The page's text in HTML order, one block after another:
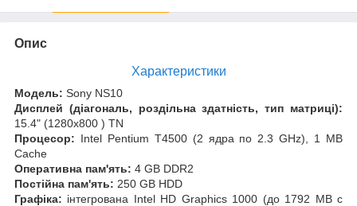
Опис
Характеристики
Модель: Sony NS10
Дисплей (діагональ, роздільна здатність, тип матриці):
15.4" (1280x800 ) TN
Процесор: Intel Pentium T4500 (2 ядра по 2.3 GHz), 1 MB
Cache
Оперативна пам'ять: 4 GB DDR2
Постійна пам'ять: 250 GB HDD
Графіка: інтегрована Intel HD Graphics 1000 (до 1792 MB с